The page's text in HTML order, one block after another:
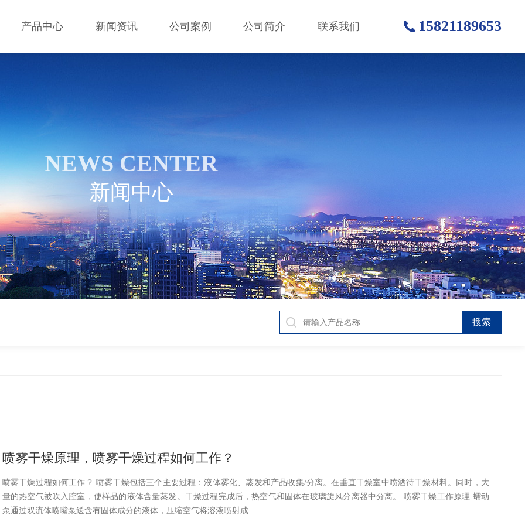
产品中心 新闻资讯 公司案例 公司简介 联系我们 15821189653
NEWS CENTER
新闻中心
喷雾干燥原理，喷雾干燥过程如何工作？
喷雾干燥过程如何工作？ 喷雾干燥包括三个主要过程：液体雾化、蒸发和产品收集/分离。在垂直干燥室中喷洒待干燥材料。同时，大
量的热空气被吹入腔室，使样品的液体含量蒸发。干燥过程完成后，热空气和固体在玻璃旋风分离器中分离。 喷雾干燥工作原理 蠕动
泵通过双流体喷嘴泵送含有固体成分的液体，压缩空气将溶液喷射成……